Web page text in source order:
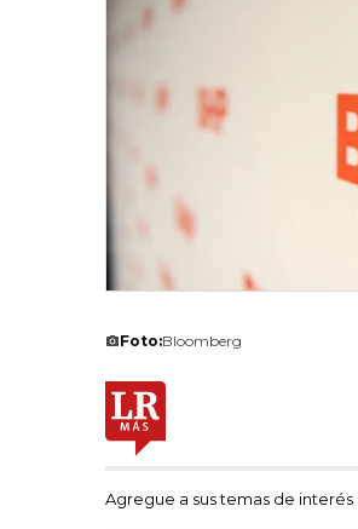
Foto:Bloomberg
Agregue a sus temas de interés